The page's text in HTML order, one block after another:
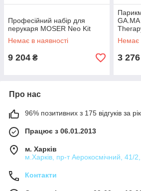
Професійний набір для
перукаря MOSER Neo Kit
Немає в наявності
9 204 ₴
Немає
3 276
Про нас
96% позитивних з 175 відгуків за рік
Працює з 06.01.2013
м. Харків
м.Харків, пр-т Аерокосмічний, 41/2,
Контакти